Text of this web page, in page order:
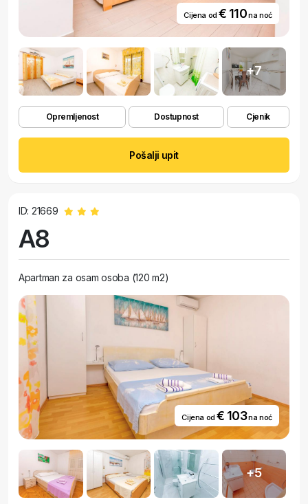
Cijena od€ 110na noć
+7
Opremljenost Dostupnost Cjenik
Pošalji upit
ID: 21669
A8
Apartman za osam osoba (120 m2)
Cijena od€ 103na noć
+5